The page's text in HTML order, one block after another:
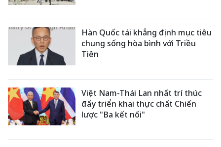
Hàn Quốc tái khẳng định mục tiêu
chung sống hòa bình với Triều
Tiên
Việt Nam-Thái Lan nhất trí thúc
đẩy triển khai thực chất Chiến
lược "Ba kết nối"